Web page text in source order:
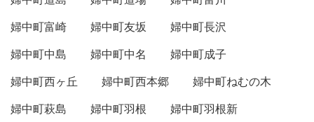
婦中町富崎
婦中町友坂
婦中町長沢
婦中町中島
婦中町中名
婦中町成子
婦中町西ヶ丘
婦中町西本郷
婦中町ねむの木
婦中町萩島
婦中町羽根
婦中町羽根新